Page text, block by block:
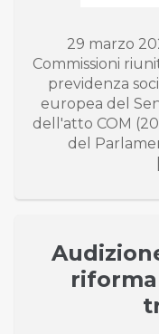
29 marzo
Commissioni
previdenza
europea del
dell'atto COM
del